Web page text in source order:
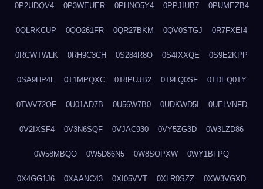
0P2UDQV4 0P3WEUER 0PHNO5Y4 0PPJIUB7 0PUMEZB4
0QLRKCUP 0QO261FR 0QR27BKM 0QV0STGJ 0R7FXEI4
0RCWTWLK 0RH9C3CH 0S284R8O 0S4IXXQE 0S9E2KPP
0SA9HP4L 0T1MPQXC 0T8PUJB2 0T9LQ0SF 0TDEQ0TY
0TWV72OF 0U01AD7B 0U56W7B0 0UDKWD5I 0UELVNFD
0V2IXSF4 0V3N6SQF 0VJAC930 0VY5ZG3D 0W3LZD86
0W58MBQO 0W5D86N5 0W8SOPXW 0WY1BFPQ
0X4GG1J6 0XAANC43 0XI05VVT 0XLR0SZZ 0XW3VGXD